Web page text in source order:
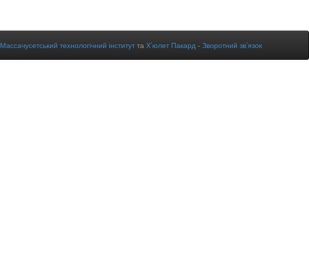
Массачусетський технологічний інститутта Х’юлет Пакард - Зворотний зв’язок